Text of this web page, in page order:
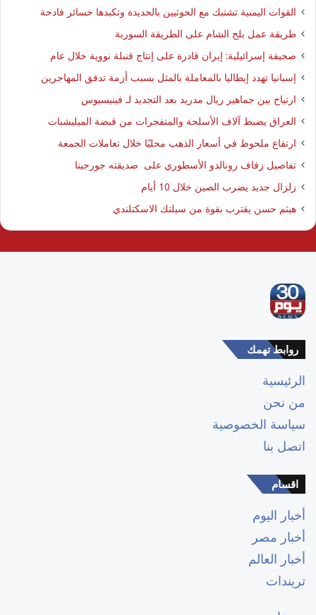
القوات اليمنية تشتبك مع الحوثيين بالحديدة وتكبدها خسائر فادحة
طريقة عمل بلح الشام على الطريقة السورية
صحيفة إسرائيلية: إيران قادرة على إنتاج قنبلة نووية خلال عام
إسبانيا تهدد إيطاليا بالمعاملة بالمثل بسبب أزمة تدفق المهاجرين
ارتياح بين جماهير ريال مدريد بعد التجديد لـ فينيسيوس
العراق يضبط آلاف الأسلحة والمتفجرات من قبضة الميليشبات
ارتفاع ملحوظ في أسعار الذهب محليًا خلال تعاملات الجمعة
تفاصيل زفاف رونالدو الأسطوري على صديقته جورجينا
زلزال جديد يضرب الصين خلال 10 أيام
هيثم حسن يقترب بقوة من سيلتك الاسكتلندي
روابط تهمك
الرئيسية
من نحن
سياسة الخصوصية
اتصل بنا
اقسام
أخبار اليوم
أخبار مصر
أخبار العالم
تريندات